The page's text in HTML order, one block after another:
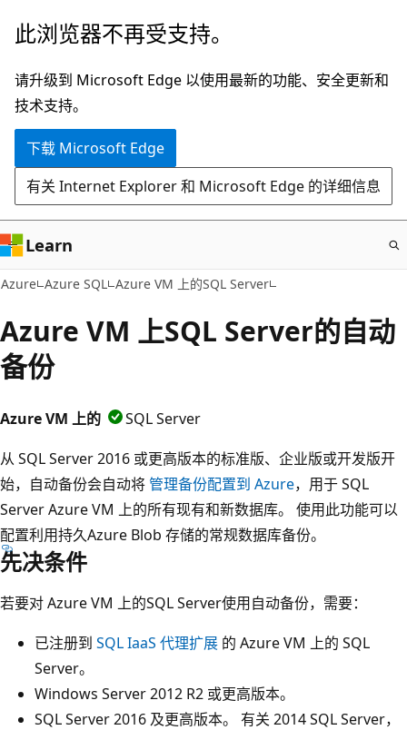
跳
主
要
内
此浏览器不再受支持。
请升级到 Microsoft Edge 以使用最新的功能、安全更新和
技术支持。
下载 Microsoft Edge
有关 Internet Explorer 和 Microsoft Edge 的详细信息
Learn
Azure Azure SQL Azure VM 上的SQL Server
Azure VM 上SQL Server的自动
备份
Azure VM 上的
SQL Server
从 SQL Server 2016 或更高版本的标准版、企业版或开发版开
始，自动备份会自动将 管理备份配置到 Azure，用于 SQL
Server Azure VM 上的所有现有和新数据库。 使用此功能可以
配置利用持久Azure Blob 存储的常规数据库备份。
先决条件
若要对 Azure VM 上的SQL Server使用自动备份，需要：
已注册到 SQL IaaS 代理扩展 的 Azure VM 上的 SQL
Server。
Windows Server 2012 R2 或更高版本。
SQL Server 2016 及更高版本。 有关 2014 SQL Server，